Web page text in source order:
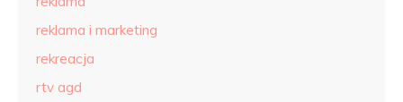
reklama i marketing
rekreacja
rtv agd